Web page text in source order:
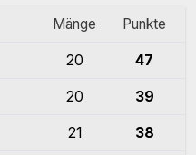
Mänge Punkte
20 47
20 39
21 38